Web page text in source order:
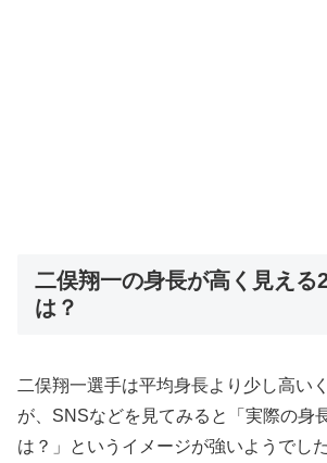
二俣翔一の身長が高く見える
は？
二俣翔一選手は平均身長より少し高い
が、SNSなどを見てみると「実際の身
は？」というイメージが強いようでした